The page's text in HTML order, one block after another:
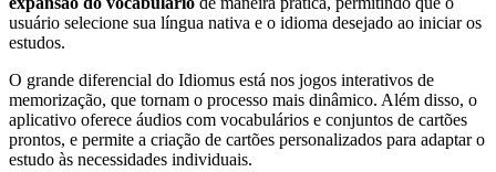
usuário selecione sua língua nativa e o idioma desejado ao iniciar os
estudos.
O grande diferencial do Idiomus está nos jogos interativos de
memorização, que tornam o processo mais dinâmico. Além disso, o
aplicativo oferece áudios com vocabulários e conjuntos de cartões
prontos, e permite a criação de cartões personalizados para adaptar o
estudo às necessidades individuais.